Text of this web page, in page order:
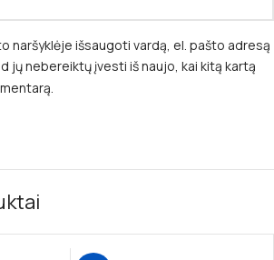
naršyklėje išsaugoti vardą, el. pašto adresą
jų nebereiktų įvesti iš naujo, kai kitą kartą